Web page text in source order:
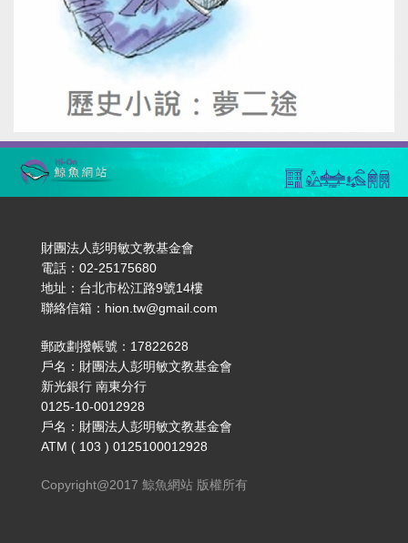
財團法人彭明敏文教基金會
電話：02-25175680
地址：台北市松江路9號14樓
聯絡信箱：hion.tw@gmail.com
郵政劃撥帳號：17822628
戶名：財團法人彭明敏文教基金會
新光銀行 南東分行
0125-10-0012928
戶名：財團法人彭明敏文教基金會
ATM ( 103 ) 0125100012928
Copyright@2017 鯨魚網站 版權所有